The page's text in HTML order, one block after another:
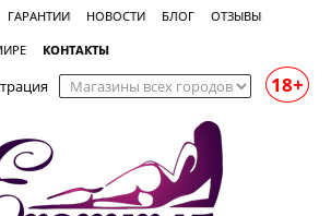
ГАРАНТИИ НОВОСТИ БЛОГ ОТЗЫВЫ
КОНТАКТЫ
18+